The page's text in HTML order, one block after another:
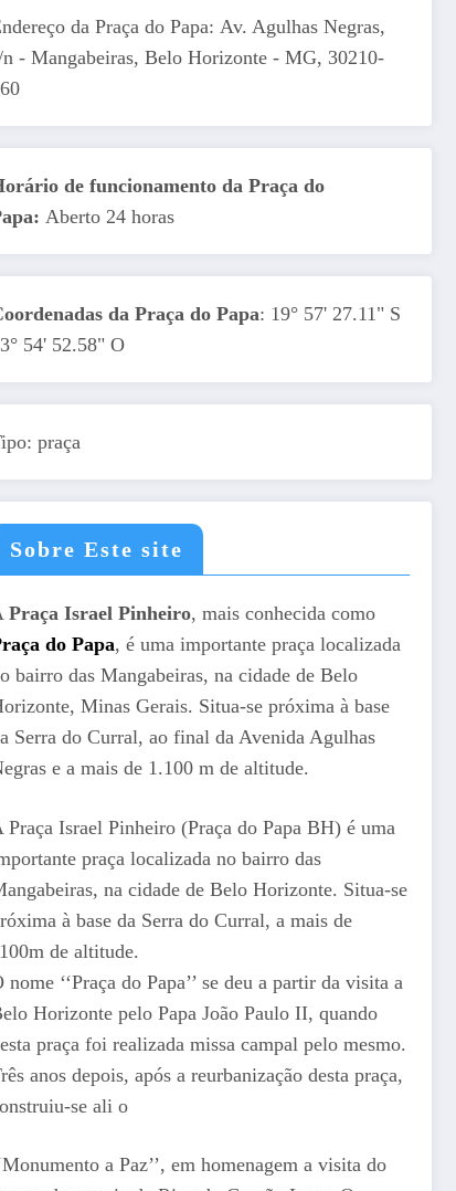
da Praça do Papa: Av. Agulhas Negras,
n - Mangabeiras, Belo Horizonte - MG, 30210-
de funcionamento da Praça do
Aberto 24 horas
da Praça do Papa: 19° 57' 27.11" S
54' 52.58" O
praça
Sobre Este site
Praça Israel Pinheiro, mais conhecida como
do Papa, é uma importante praça localizada
bairro das Mangabeiras, na cidade de Belo
Minas Gerais. Situa-se próxima à base
Serra do Curral, ao final da Avenida Agulhas
e a mais de 1.100 m de altitude.
Praça Israel Pinheiro (Praça do Papa BH) é uma
praça localizada no bairro das
na cidade de Belo Horizonte. Situa-se
à base da Serra do Curral, a mais de
de altitude.
nome ‘‘Praça do Papa’’ se deu a partir da visita a
Horizonte pelo Papa João Paulo II, quando
praça foi realizada missa campal pelo mesmo.
anos depois, após a reurbanização desta praça,
se ali o
a Paz’’, em homenagem a visita do